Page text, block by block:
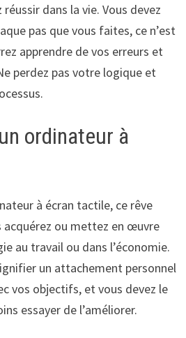
dans la vie. Vous devez
pas que vous faites, ce n’est
apprendre de vos erreurs et
perdez pas votre logique et
ordinateur à
à écran tactile, ce rêve
acquérez ou mettez en œuvre
au travail ou dans l’économie.
un attachement personnel
vos objectifs, et vous devez le
essayer de l’améliorer.